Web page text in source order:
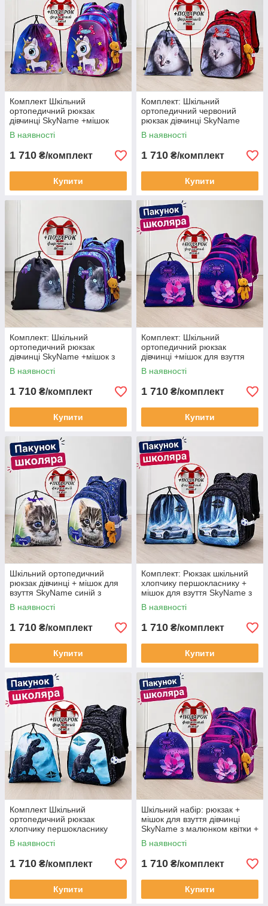
Комплект Шкільний
ортопедичний рюкзак
дівчинці SkyName +мішок
рожевий з єдинорогом
+ПОДАРУНОК пенал/
клас
В наявності
1 710 ₴/комплект
Купити
Комплект: Шкільний
ортопедичний червоний
рюкзак дівчинці SkyName
+мішок з котиком
+ПОДАРУНОК пенал/
клас
В наявності
1 710 ₴/комплект
Купити
Комплект: Шкільний
ортопедичний рюкзак
дівчинці SkyName +мішок з
сіамським котиком
+ПОДАРУНОК пенал/
клас
В наявності
1 710 ₴/комплект
Купити
Комплект: Шкільний
ортопедичний рюкзак
дівчинці +мішок для взуття
SkyName з лілією
+ПОДАРУНОК пенал/
Портфель до школи 1-4 клас
В наявності
1 710 ₴/комплект
Купити
Шкільний ортопедичний
рюкзак дівчинці + мішок для
взуття SkyName синій з
котиком +пенал у
ПОДАРУНОК/ Портфель до
В наявності
1 710 ₴/комплект
Купити
Комплект: Рюкзак шкільний
хлопчику першокласнику +
мішок для взуття SkyName з
автомобілем + ПОДАРУНОК/
Портфель до школи 1-4 клас
В наявності
1 710 ₴/комплект
Купити
Комплект Шкільний
ортопедичний рюкзак
хлопчику першокласнику
+мішок SkyName з
динозавром +ПОДАРУНОК/
клас
В наявності
1 710 ₴/комплект
Купити
Шкільний набір: рюкзак +
мішок для взуття дівчинці
SkyName з малюнком квітки +
пенал у ПОДАРУНОК/
Портфель до школи 1-4 клас
В наявності
1 710 ₴/комплект
Купити